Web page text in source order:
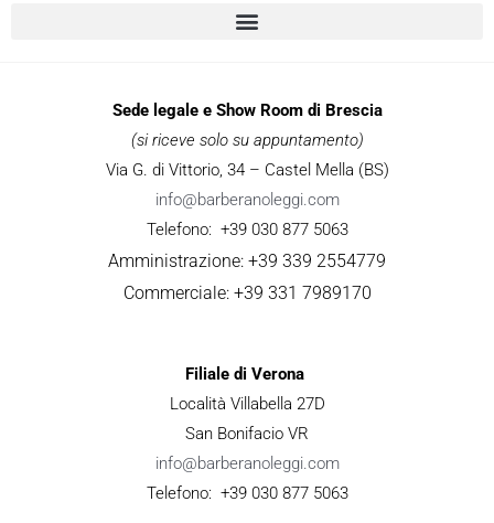
Sede legale e Show Room di Brescia
(si riceve solo su appuntamento)
Via G. di Vittorio, 34 – Castel Mella (BS)
info@barberanoleggi.com
Telefono: +39 030 877 5063
Amministrazione: +39 339 2554779
Commerciale: +39 331 7989170
Filiale di Verona
Località Villabella 27D
San Bonifacio VR
info@barberanoleggi.com
Telefono: +39 030 877 5063